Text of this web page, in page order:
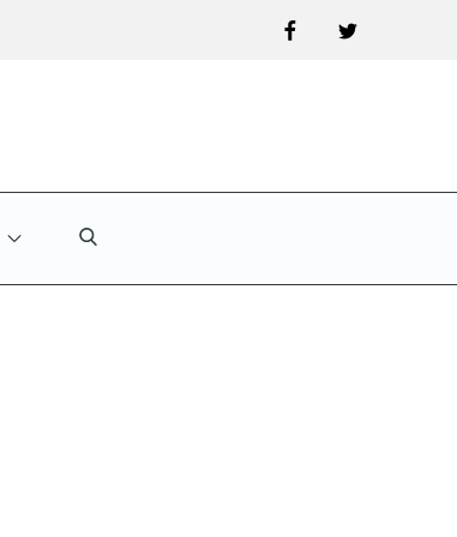
FacebookTwitter